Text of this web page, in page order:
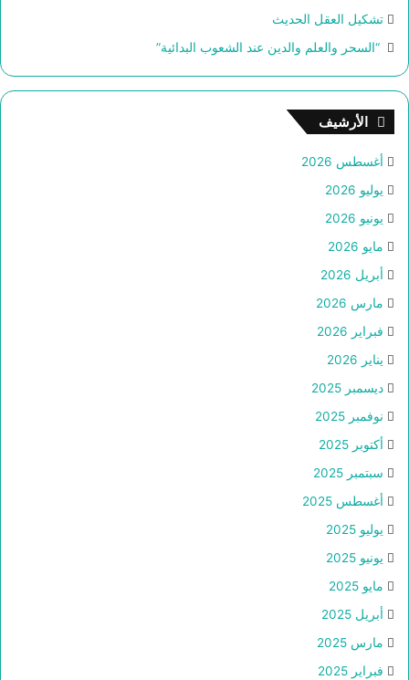
تشكيل العقل الحديث
“السحر والعلم والدين عند الشعوب البدائية”
الأرشيف
أغسطس 2026
يوليو 2026
يونيو 2026
مايو 2026
أبريل 2026
مارس 2026
فبراير 2026
يناير 2026
ديسمبر 2025
نوفمبر 2025
أكتوبر 2025
سبتمبر 2025
أغسطس 2025
يوليو 2025
يونيو 2025
مايو 2025
أبريل 2025
مارس 2025
فبراير 2025